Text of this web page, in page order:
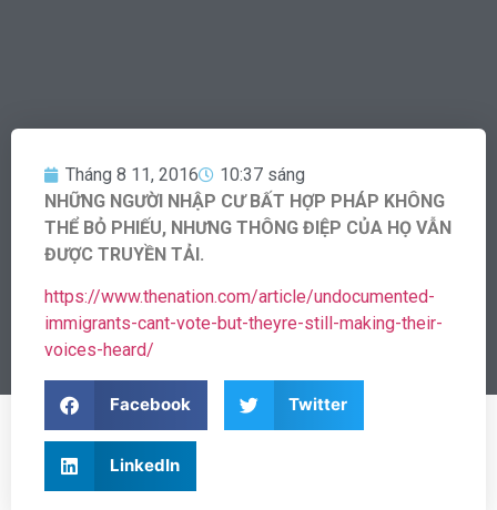
Tháng 8 11, 2016
10:37 sáng
NHỮNG NGƯỜI NHẬP CƯ BẤT HỢP PHÁP KHÔNG
THỂ BỎ PHIẾU, NHƯNG THÔNG ĐIỆP CỦA HỌ VẪN
ĐƯỢC TRUYỀN TẢI.
https://www.thenation.com/article/undocumented-
immigrants-cant-vote-but-theyre-still-making-their-
voices-heard/
Facebook Twitter
LinkedIn